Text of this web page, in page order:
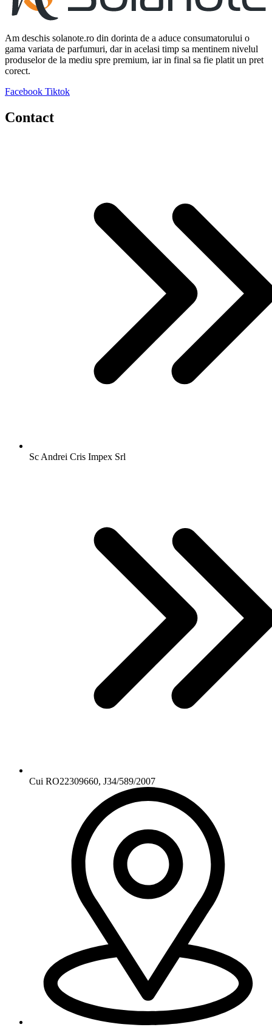
Am deschis solanote.ro din dorinta de a aduce consumatorului o
gama variata de parfumuri, dar in acelasi timp sa mentinem nivelul
produselor de la mediu spre premium, iar in final sa fie platit un pret
corect.
Facebook Tiktok
Contact
Sc Andrei Cris Impex Srl
Cui RO22309660, J34/589/2007